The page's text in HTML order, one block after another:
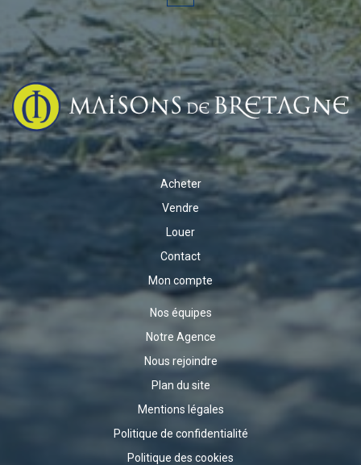
Acheter
Vendre
Louer
Contact
Mon compte
Nos équipes
Notre Agence
Nous rejoindre
Plan du site
Mentions légales
Politique de confidentialité
Politique des cookies